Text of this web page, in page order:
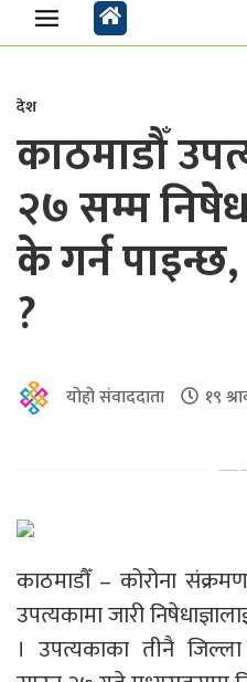
देश
काठमाडौँ
२७ सम्म
के गर्न
?
योहो संवाददाता १९
काठमाडौँ – कोरोना
उपत्यकामा जारी
। उपत्यकाका तीनै